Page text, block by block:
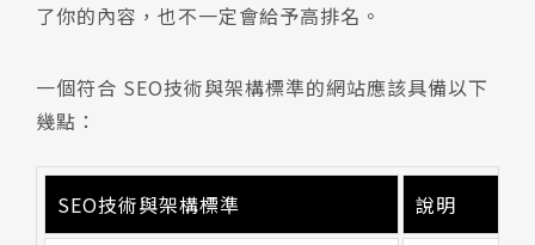
了你的內容，也不一定會給予高排名。
一個符合 SEO技術與架構標準的網站應該具備以下
幾點：
SEO技術與架構標準 說明